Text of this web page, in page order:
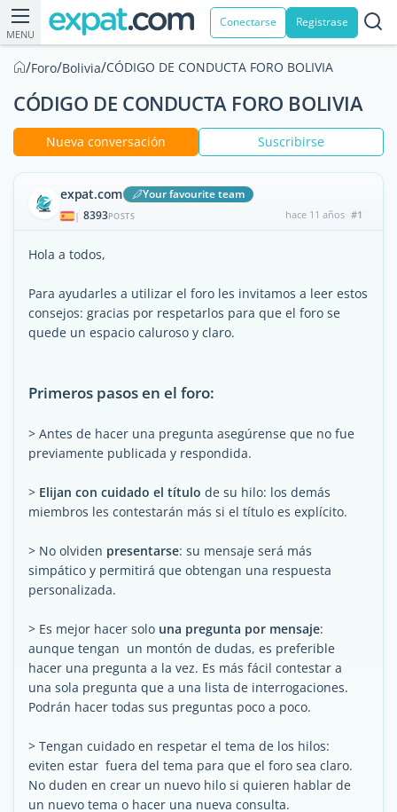
MENU
Conectarse Registrase
/Foro/Bolivia/CÓDIGO DE CONDUCTA FORO BOLIVIA
CÓDIGO DE CONDUCTA FORO BOLIVIA
Nueva conversación Suscribirse
expat.com Your favourite team
| 8393POSTS hace 11 años #1
Hola a todos,
Para ayudarles a utilizar el foro les invitamos a leer estos
consejos: gracias por respetarlos para que el foro se
quede un espacio caluroso y claro.
Primeros pasos en el foro:
> Antes de hacer una pregunta asegúrense que no fue
previamente publicada y respondida.
> Elijan con cuidado el título de su hilo: los demás
miembros les contestarán más si el título es explícito.
> No olviden presentarse: su mensaje será más
simpático y permitirá que obtengan una respuesta
personalizada.
> Es mejor hacer solo una pregunta por mensaje:
aunque tengan un montón de dudas, es preferible
hacer una pregunta a la vez. Es más fácil contestar a
una sola pregunta que a una lista de interrogaciones.
Podrán hacer todas sus preguntas poco a poco.
> Tengan cuidado en respetar el tema de los hilos:
eviten estar fuera del tema para que el foro sea claro.
No duden en crear un nuevo hilo si quieren hablar de
un nuevo tema o hacer una nueva consulta.